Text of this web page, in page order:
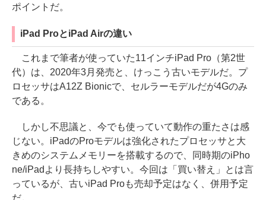
ポイントだ。
iPad ProとiPad Airの違い
これまで筆者が使っていた11インチiPad Pro（第2世
代）は、2020年3月発売と、けっこう古いモデルだ。プ
ロセッサはA12Z Bionicで、セルラーモデルだが4Gのみ
である。
しかし不思議と、今でも使っていて動作の重たさは感
じない。iPadのProモデルは強化されたプロセッサと大
きめのシステムメモリーを搭載するので、同時期のiPho
ne/iPadより長持ちしやすい。今回は「買い替え」とは言
っているが、古いiPad Proも売却予定はなく、併用予定
だ。